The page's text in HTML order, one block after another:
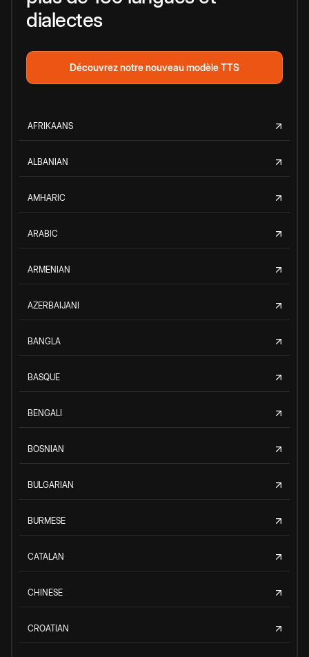
dialectes
Découvrez notre nouveau modèle TTS
AFRIKAANS
ALBANIAN
AMHARIC
ARABIC
ARMENIAN
AZERBAIJANI
BANGLA
BASQUE
BENGALI
BOSNIAN
BULGARIAN
BURMESE
CATALAN
CHINESE
CROATIAN